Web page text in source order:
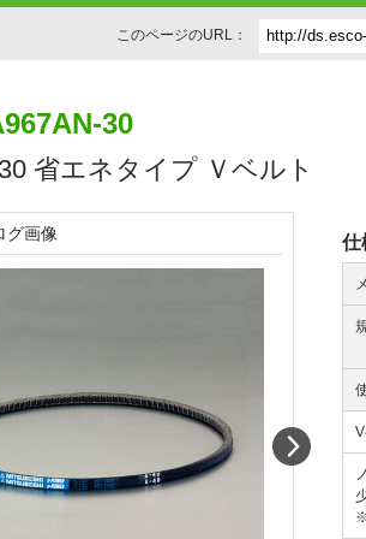
このページのURL：
30
省エネタイプ Ｖベルト
仕
グ画像